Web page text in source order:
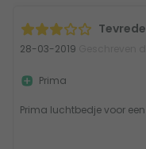
28-03-2019
Prima luchtbedje voor
Prima